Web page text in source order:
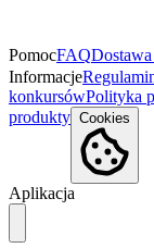
PomocFAQDostawa
Informacje
konkursówPolityka
produkty Cookies
Aplikacja